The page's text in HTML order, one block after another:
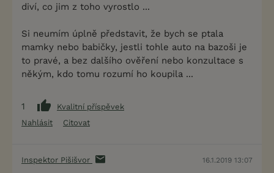
diví, co jim z toho vyrostlo ...
Si neumím úplně představit, že bych se ptala
mamky nebo babičky, jestli tohle auto na bazoši je
to pravé, a bez dalšího ověření nebo konzultace s
někým, kdo tomu rozumí ho koupila ...
1
Kvalitní příspěvek
Nahlásit
Citovat
Inspektor Pišišvor 16.1.2019 13:07